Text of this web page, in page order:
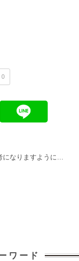
0
になりますように…
ワード